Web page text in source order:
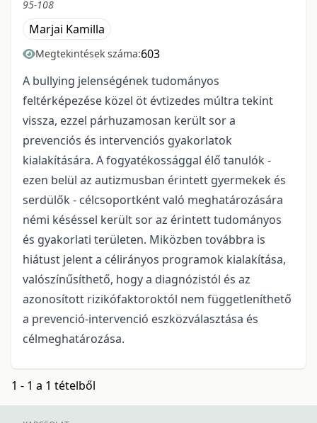
95-108
Marjai Kamilla
Megtekintések száma:603
A bullying jelenségének tudományos
feltérképezése közel öt évtizedes múltra tekint
vissza, ezzel párhuzamosan került sor a
prevenciós és intervenciós gyakorlatok
kialakítására. A fogyatékossággal élő tanulók -
ezen belül az autizmusban érintett gyermekek és
serdülők - célcsoportként való meghatározására
némi késéssel került sor az érintett tudományos
és gyakorlati területen. Miközben továbbra is
hiátust jelent a célirányos programok kialakítása,
valószínűsíthető, hogy a diagnózistól és az
azonosított rizikófaktoroktól nem függetleníthető
a prevenció-intervenció eszközválasztása és
célmeghatározása.
1 - 1 a 1 tételből